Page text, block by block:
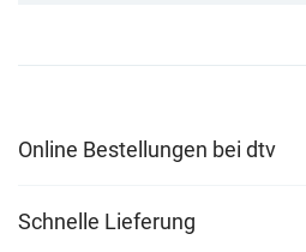
Online Bestellungen bei dtv
Schnelle Lieferung